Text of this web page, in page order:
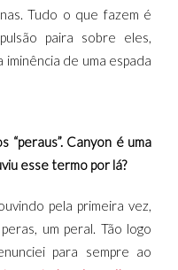
Tudo o que fazem é
paira sobre eles,
de uma espada
Canyon é uma
esse termo por lá?
pela primeira vez,
um peral. Tão logo
para sempre ao